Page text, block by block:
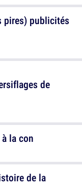
de
de la
pires) publicités
la con